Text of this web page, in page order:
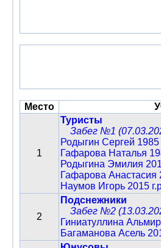
Место
1
Туристы
Забег №1
Родыгин Сергей 1985
Гафарова Наталья
Родыгина Эмилия
Гафарова Анастасия
Наумов Игорь 2015
2
Подснежники
Забег №2
Гиниатуллина
Багаманова Асель